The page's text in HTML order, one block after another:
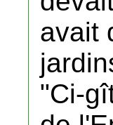
avait
"Ci-